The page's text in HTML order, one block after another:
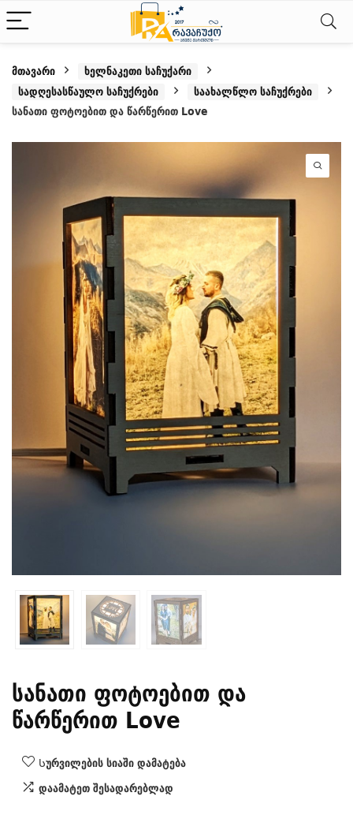
მთავარი
ხელნაკეთი საჩუქარი
სადღესასწაულო საჩუქრები
საახალწლო საჩუქრები
სანათი ფოტოებით და წარწერით Love
სანათი ფოტოებით და
წარწერით Love
Სურვილების სიაში დამატება
დაამატეთ შესადარებლად